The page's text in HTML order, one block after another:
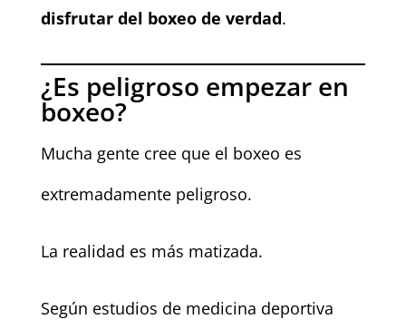
disfrutar del boxeo de verdad.
¿Es peligroso empezar en
boxeo?
Mucha gente cree que el boxeo es
extremadamente peligroso.
La realidad es más matizada.
Según estudios de medicina deportiva